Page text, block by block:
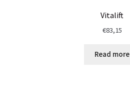
Vitalift
€83,15
Read more